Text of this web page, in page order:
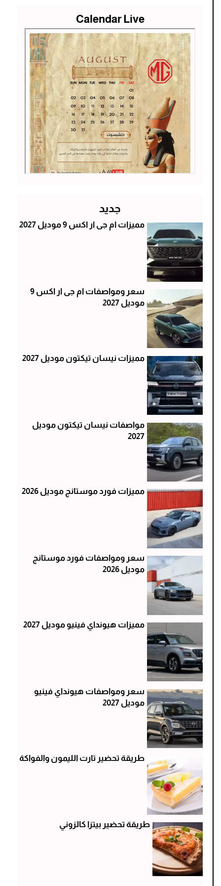
Calendar Live
جديد
مميزات ام جى ار اكس 9 موديل 2027
سعر ومواصفات ام جى ار اكس 9
موديل 2027
مميزات نيسان تيكتون موديل 2027
مواصفات نيسان تيكتون موديل
2027
مميزات فورد موستانج موديل 2026
سعر ومواصفات فورد موستانج
موديل 2026
مميزات هيونداي فينيو موديل 2027
سعر ومواصفات هيونداي فينيو
موديل 2027
طريقة تحضير تارت الليمون والفواكة
طريقة تحضير بيتزا كالزوني